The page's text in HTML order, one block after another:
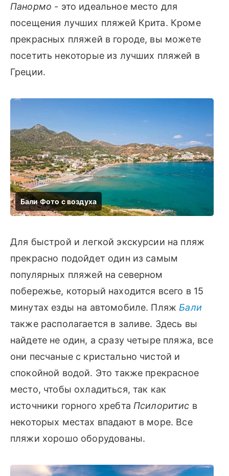
Панормо - это идеальное место для
посещения лучших пляжей Крита. Кроме
прекрасных пляжей в городе, вы можете
посетить некоторые из лучших пляжей в
Греции.
Для быстрой и легкой экскурсии на пляж
прекрасно подойдет один из самым
популярных пляжей на северном
побережье, который находится всего в 15
минутах езды на автомобиле. ПляжБали
также располагается в заливе. Здесь вы
найдете не один, а сразу четыре пляжа, все
они песчаные с кристально чистой и
спокойной водой. Это также прекрасное
место, чтобы охладиться, так как
источники горного хребтаПсилоритис в
некоторых местах впадают в море. Все
пляжи хорошо оборудованы.